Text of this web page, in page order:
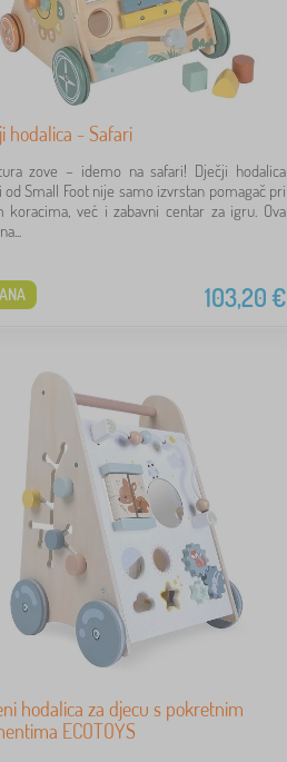
hodalica - Safari
zove – idemo na safari! Dječji hodalica
od Small Foot nije samo izvrstan pomagač pri
koracima, već i zabavni centar za igru. Ova
103,20€
hodalica za djecu s pokretnim
ECOTOYS